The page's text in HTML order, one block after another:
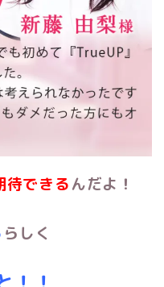
待できるんだよ！
らしく